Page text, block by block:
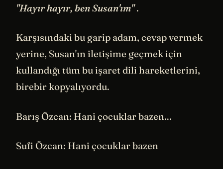
"Hayır hayır, ben Susan'ım".
Karşısındaki bu garip adam, cevap vermek
yerine, Susan'ın iletişime geçmek için
kullandığı tüm bu işaret dili hareketlerini,
birebir kopyalıyordu.
Barış Özcan: Hani çocuklar bazen...
Sufi Özcan: Hani çocuklar bazen